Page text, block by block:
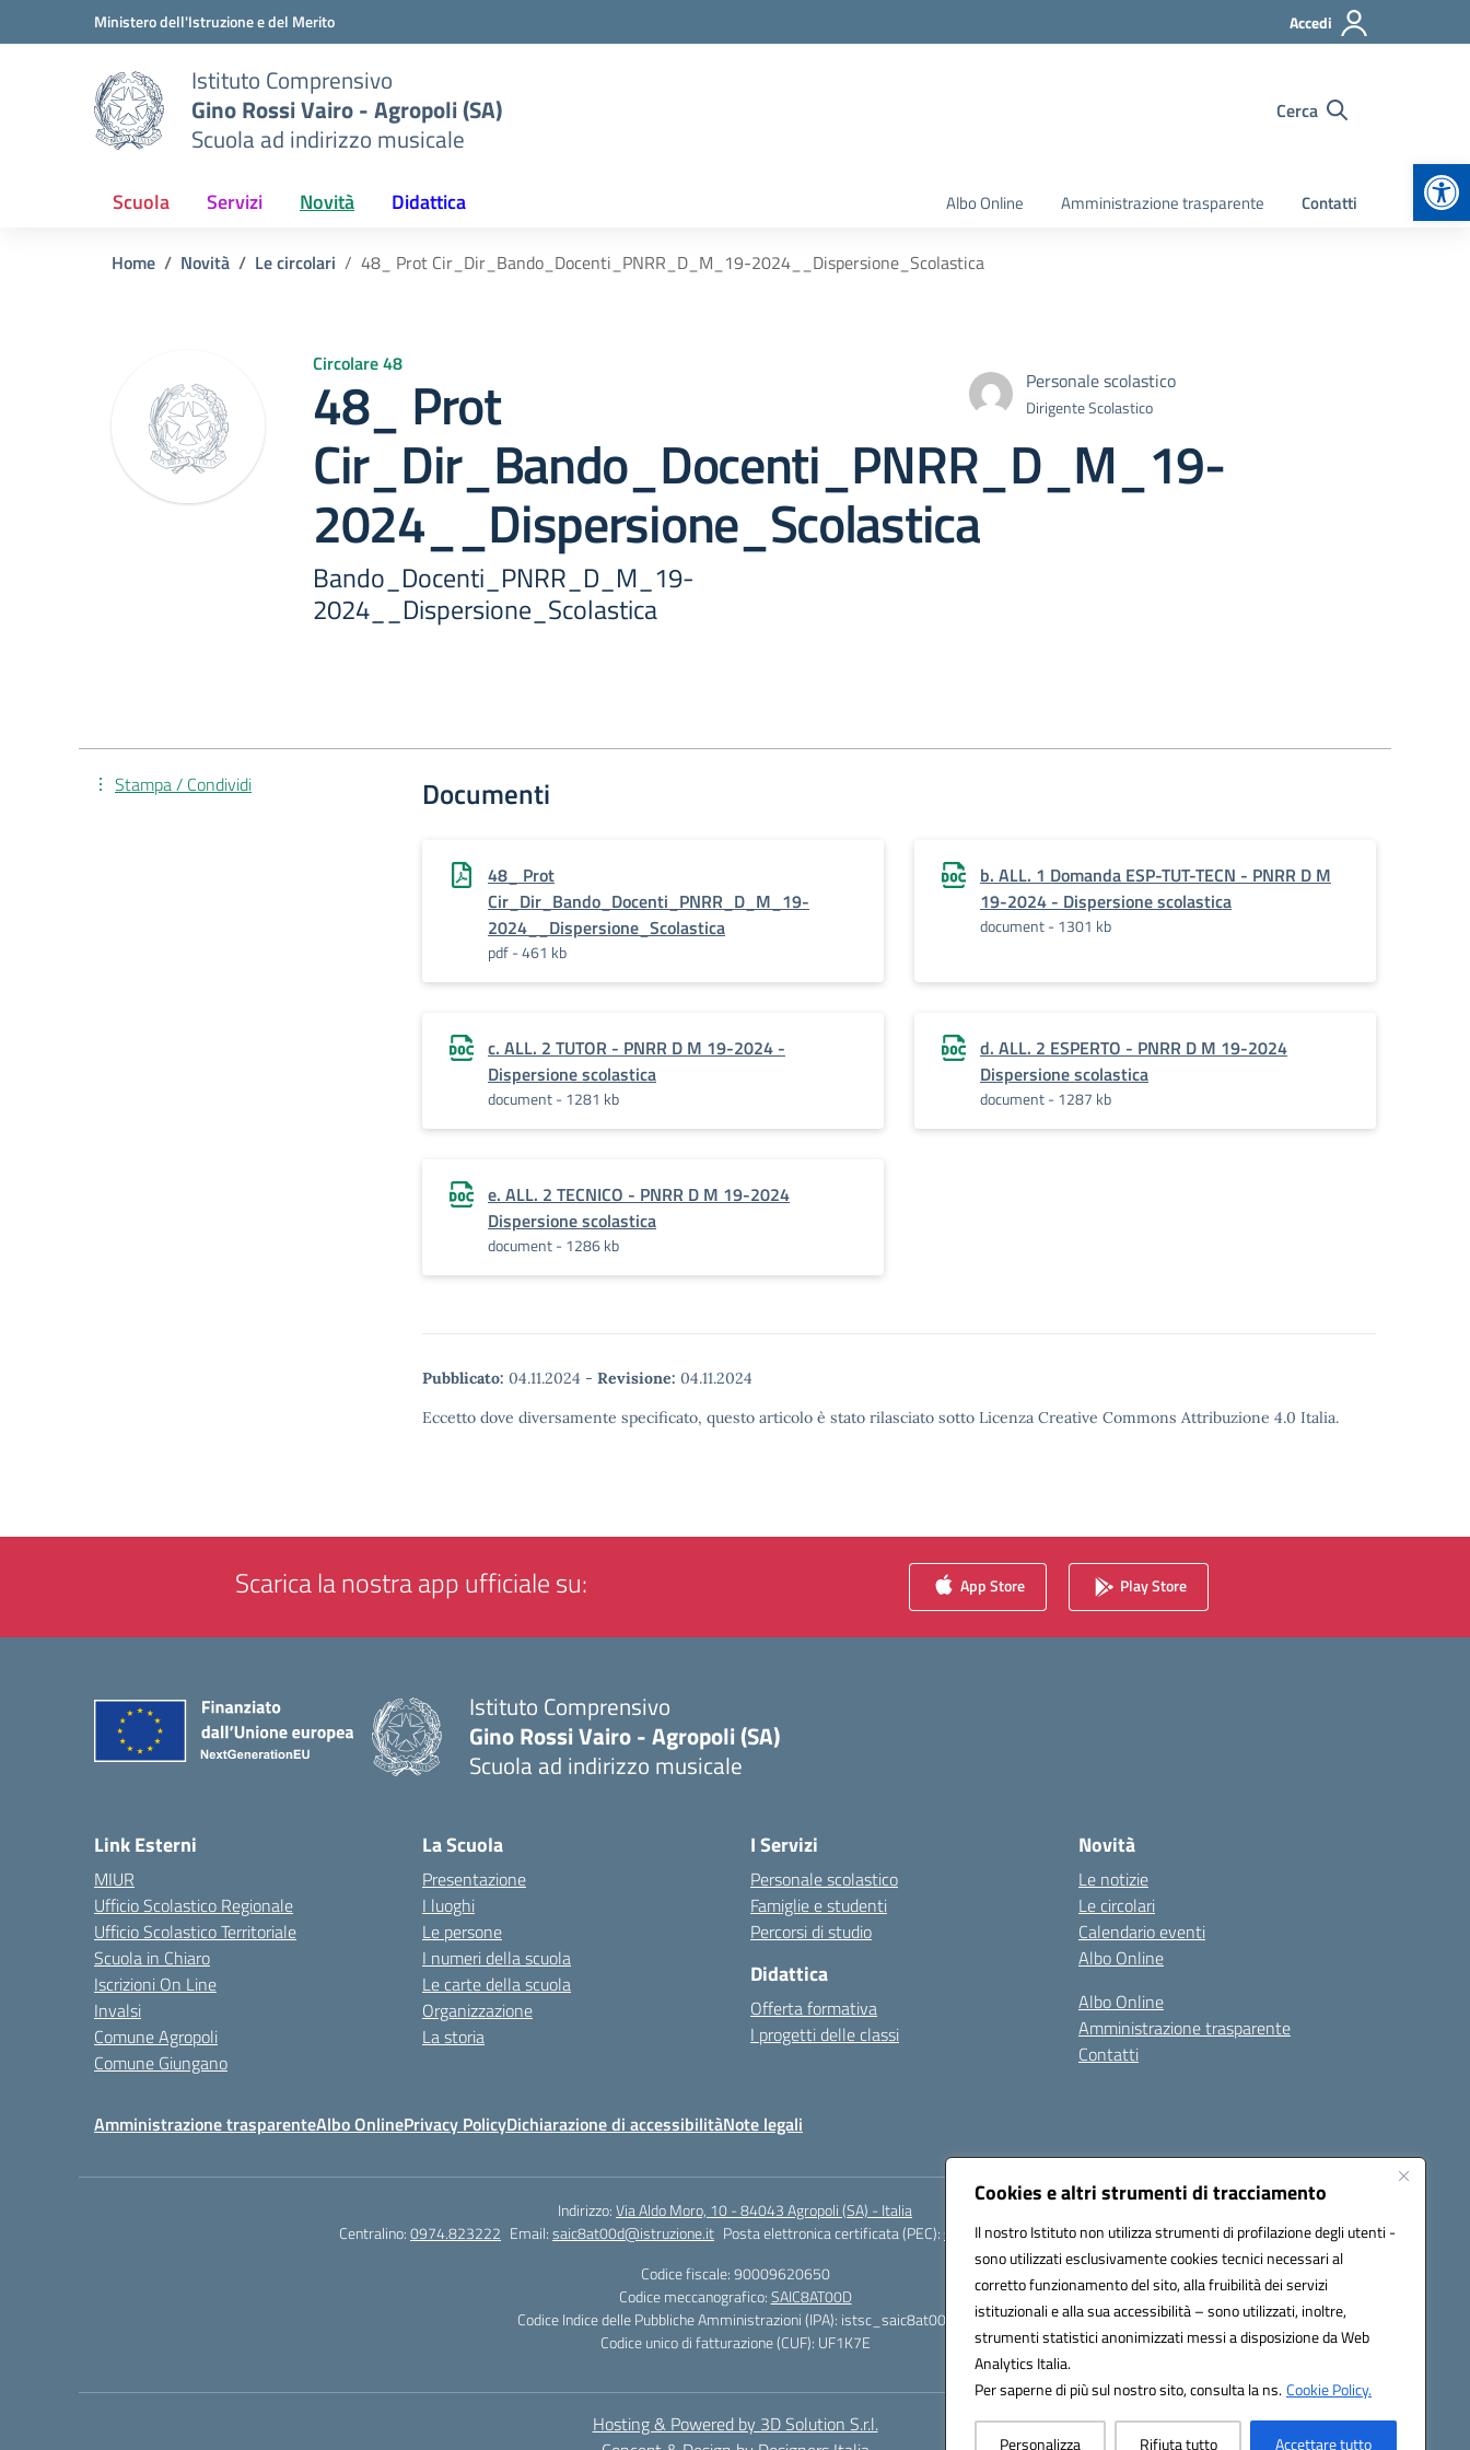
Cookies e altri strumenti di tracciamento
Il nostro Istituto non utilizza strumenti di profilazione degli utenti -
sono utilizzati esclusivamente cookies tecnici necessari al
corretto funzionamento del sito, alla fruibilità dei servizi
istituzionali e alla sua accessibilità – sono utilizzati, inoltre,
strumenti statistici anonimizzati messi a disposizione da Web
Analytics Italia.
Per saperne di più sul nostro sito, consulta la ns.Cookie Policy.
Personalizza Rifiuta tutto Accettare tutto
Vai ai contenuti
Vai al menu di navigazioneMinistero dell'Istruzione e del Merito Accedi
Istituto Comprensivo
Gino Rossi Vairo - Agropoli (SA)
Scuola ad indirizzo musicale
Cerca
Scuola Servizi Novità Didattica Albo Online Amministrazione trasparente Contatti
Home Novità Le circolari 48_ Prot Cir_Dir_Bando_Docenti_PNRR_D_M_19-2024__Dispersione_Scolastica
Circolare 48
48_ Prot
Cir_Dir_Bando_Docenti_PNRR_D_M_19-
2024__Dispersione_Scolastica
Bando_Docenti_PNRR_D_M_19-
2024__Dispersione_Scolastica
Personale scolastico
Dirigente Scolastico
Documenti
48_ Prot
Cir_Dir_Bando_Docenti_PNRR_D_M_19-
2024__Dispersione_Scolastica
pdf - 461 kb
b. ALL. 1 Domanda ESP-TUT-TECN - PNRR D M
19-2024 - Dispersione scolastica
document - 1301 kb
c. ALL. 2 TUTOR - PNRR D M 19-2024 -
Dispersione scolastica
document - 1281 kb
d. ALL. 2 ESPERTO - PNRR D M 19-2024
Dispersione scolastica
document - 1287 kb
e. ALL. 2 TECNICO - PNRR D M 19-2024
Dispersione scolastica
document - 1286 kb
Pubblicato: 04.11.2024 - Revisione: 04.11.2024
Eccetto dove diversamente specificato, questo articolo è stato rilasciato sotto Licenza Creative Commons Attribuzione 4.0 Italia.
Stampa / Condividi
Scarica la nostra app ufficiale su: App Store Play Store
Istituto Comprensivo
Gino Rossi Vairo - Agropoli (SA)
Scuola ad indirizzo musicale
Link Esterni
MIUR
Ufficio Scolastico Regionale
Ufficio Scolastico Territoriale
Scuola in Chiaro
Iscrizioni On Line
Invalsi
Comune Agropoli
Comune Giungano
La Scuola
Presentazione
I luoghi
Le persone
I numeri della scuola
Le carte della scuola
Organizzazione
La storia
I Servizi
Personale scolastico
Famiglie e studenti
Percorsi di studio
Didattica
Offerta formativa
I progetti delle classi
Novità
Le notizie
Le circolari
Calendario eventi
Albo Online
Albo Online
Amministrazione trasparente
Contatti
Amministrazione trasparenteAlbo OnlinePrivacy PolicyDichiarazione di accessibilitàNote legali
Indirizzo:Via Aldo Moro, 10 - 84043 Agropoli (SA) - Italia
Centralino:0974.823222 Email:saic8at00d@istruzione.it Posta elettronica certificata (PEC):saic8at00d@pec.istruzione.it
Codice fiscale: 90009620650
Codice meccanografico:SAIC8AT00D
Codice Indice delle Pubbliche Amministrazioni (IPA): istsc_saic8at00d
Codice unico di fatturazione (CUF): UF1K7E
Hosting & Powered by 3D Solution S.r.l.